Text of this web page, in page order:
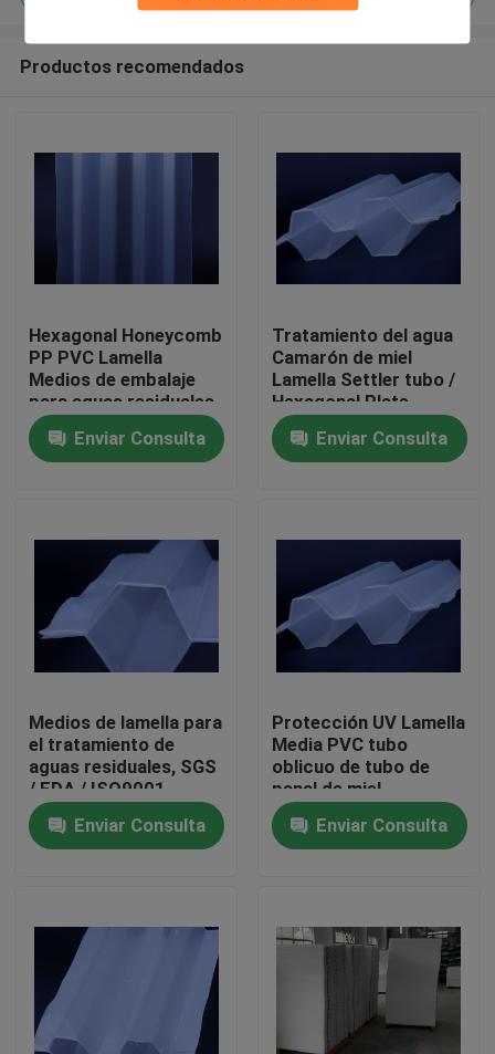
Hogar
Sobre nosotros
Viaje de la fábrica
Éntrenos en contacto con
El blog
Medios de filtro MBBR
Bio medios de MBBR
Productos recomendados
Hexagonal Honeycomb
PP PVC Lamella
Medios de embalaje
para aguas residuales
Enviar Consulta
Tratamiento del agua
Camarón de miel
Lamella Settler tubo /
Hexagonal Plate
Settlers Tratamiento
del aguaEnviar Consulta
Medios de lamella para
el tratamiento de
aguas residuales, SGS
/ FDA / ISO9001
Enviar Consulta
Protección UV Lamella
Media PVC tubo
oblicuo de tubo de
panal de miel
Enviar Consulta